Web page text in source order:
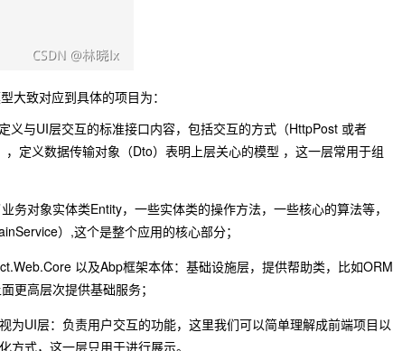
大致对应到具体的项目为：
义与UI层交互的标准接口内容，包括交互的方式（HttpPost 或者
定义数据传输对象（Dto）表明上层关心的模型 ，这一层常用于组
务对象实体类Entity，一些实体类的操作方法，一些核心的算法等，
）,这个是整个应用的核心部分；
以及Abp框架本体：基础设施层，提供帮助类，比如ORM
更高层次提供基础服务；
为UI层：负责用户交互的功能，这里我们可以简单理解成前端项目以
方式，这一层只用于进行展示。